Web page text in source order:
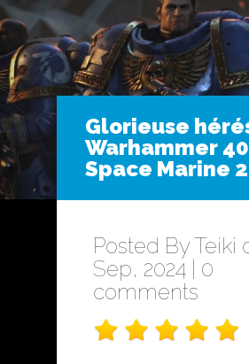
Glorieuse
Warhammer
Space Marine
Posted ByTeiki
Sep, 2024 | 0
comments